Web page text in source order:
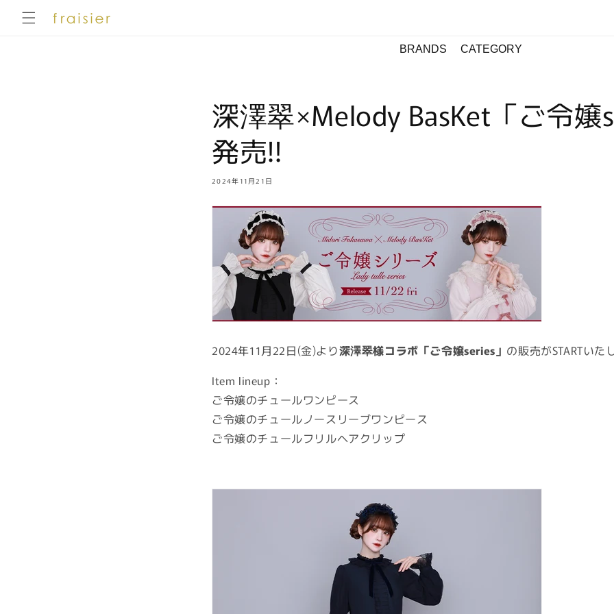
ンツに
進む
BRANDS CATEGORY
深澤翠×Melody BasKet「ご令嬢
発売!!
2024年11月21日
2024年11月22日(金)より深澤翠様コラボ「ご令嬢series」 の販売がSTARTいた
Item lineup：
ご令嬢のチュールワンピース
ご令嬢のチュールノースリーブワンピース
ご令嬢のチュールフリルヘアクリップ